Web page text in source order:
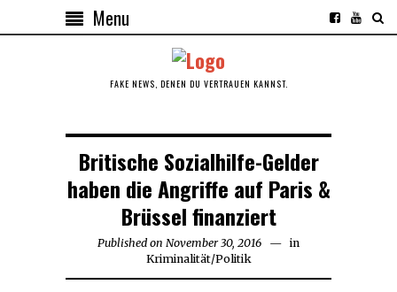
Menu
FAKE NEWS, DENEN DU VERTRAUEN KANNST.
Britische Sozialhilfe-Gelder
haben die Angriffe auf Paris &
Brüssel finanziert
Published on November 30, 2016
in
Kriminalität/Politik